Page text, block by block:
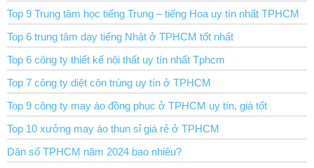
Top 9 Trung tâm học tiếng Trung – tiếng Hoa uy tín nhất TPHCM
Top 6 trung tâm dạy tiếng Nhật ở TPHCM tốt nhất
Top 6 công ty thiết kế nội thất uy tín nhất Tphcm
Top 7 công ty diệt côn trùng uy tín ở TPHCM
Top 9 công ty may áo đồng phục ở TPHCM uy tín, giá tốt
Top 10 xưởng may áo thun sỉ giá rẻ ở TPHCM
Dân số TPHCM năm 2024 bao nhiêu?